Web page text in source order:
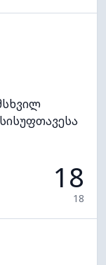
18
18